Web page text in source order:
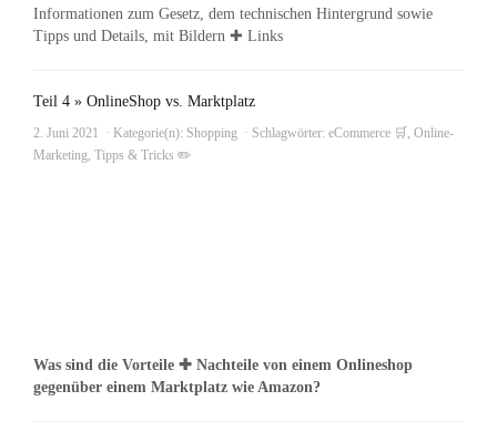
Informationen zum Gesetz, dem technischen Hintergrund sowie
Tipps und Details, mit Bildern ✚ Links
Teil 4 » OnlineShop vs. Marktplatz
2. Juni 2021 Kategorie(n): Shopping Schlagwörter: eCommerce 🛒, Online-
Marketing, Tipps & Tricks ✏️
Was sind die Vorteile ✚ Nachteile von einem Onlineshop
gegenüber einem Marktplatz wie Amazon?